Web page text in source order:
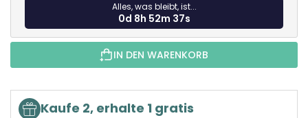
Alles, was bleibt, ist...
0d 8h 52m 36s
IN DEN WARENKORB
Kaufe 2, erhalte 1 gratis